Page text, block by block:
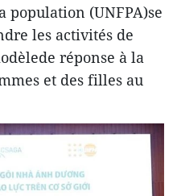
population (UNFPA)se
les activités de
réponse à la
et des filles au